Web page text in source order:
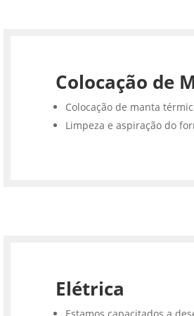
Colocação de
Colocação de manta
Limpeza e aspiração do
Elétrica